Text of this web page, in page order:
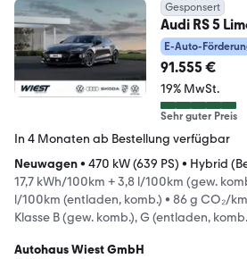
Gesponsert
Audi RS 5
tiptronic
E-Auto-
91.555 €
19% MwSt.
Sehr guter Preis
In 4 Monaten ab Bestellung verfügbar
Neuwagen• 470 kW (639 PS) • Hybrid
17,7 kWh/100km + 3,8 l/100km (gew.
l/100km (entladen, komb.) • 86 g CO₂/
Klasse B (gew. komb.), G (entladen,
Autohaus Wiest GmbH